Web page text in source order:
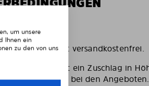
erfolgt versandkostenfrei.
fällt ein Zuschlag in
erfahren Sie bei den Angeboten.
um unsere
Ihnen ein
zu den von uns